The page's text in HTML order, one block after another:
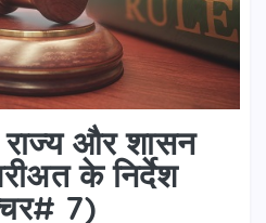
और शासन
के निर्देश
7)